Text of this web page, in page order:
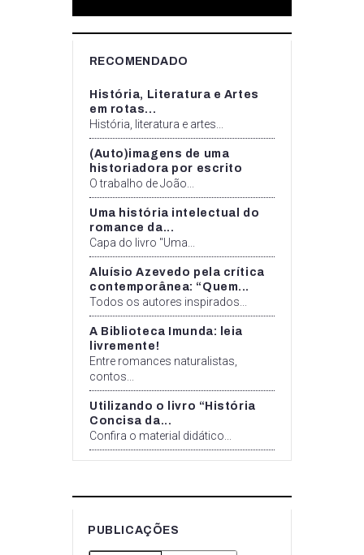
RECOMENDADO
História, Literatura e Artes
em rotas...
História, literatura e artes...
(Auto)imagens de uma
historiadora por escrito
O trabalho de João...
Uma história intelectual do
romance da...
Capa do livro "Uma...
Aluísio Azevedo pela crítica
contemporânea: “Quem...
Todos os autores inspirados...
A Biblioteca Imunda: leia
livremente!
Entre romances naturalistas,
contos...
Utilizando o livro “História
Concisa da...
Confira o material didático...
PUBLICAÇÕES